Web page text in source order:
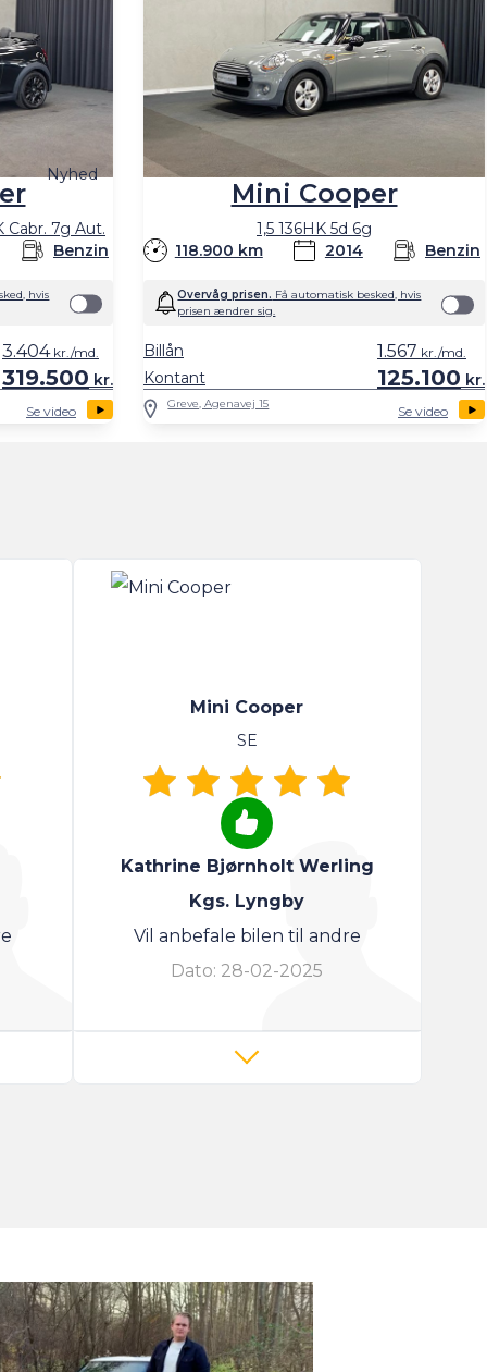
Nyhed
Cabr. 7g Aut.
Benzin
hvis
319.500 kr.
3.404kr./md.
Se video
Mini Cooper
1,5 136HK 5d 6g
118.900 km
2014 Benzin
Overvåg prisen. Få automatisk besked, hvis
prisen ændrer sig.
Kontant 125.100 kr.
Billån 1.567 kr./md.
Greve, Agenavej 15 Se video
Mini Cooper
SE
Kathrine Bjørnholt Werling
Kgs. Lyngby
Vil anbefale bilen til andre
Dato: 28-02-2025